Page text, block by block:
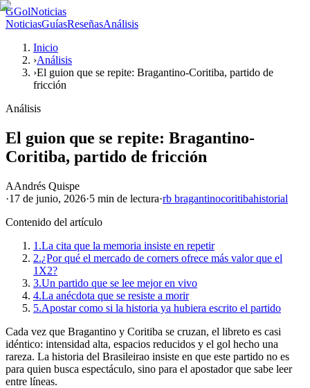
GGolNoticias
NoticiasGuíasReseñasAnálisis
Inicio
›Análisis
›El guion que se repite: Bragantino-Coritiba, partido de
fricción
Análisis
El guion que se repite: Bragantino-
Coritiba, partido de fricción
AAndrés Quispe
·17 de junio, 2026·5 min de lectura·rb bragantinocoritibahistorial
Contenido del artículo
1.La cita que la memoria insiste en repetir
2.¿Por qué el mercado de corners ofrece más valor que el
1X2?
3.Un partido que se lee mejor en vivo
4.La anécdota que se resiste a morir
5.Apostar como si la historia ya hubiera escrito el partido
Cada vez que Bragantino y Coritiba se cruzan, el libreto es casi
idéntico: intensidad alta, espacios reducidos y el gol hecho una
rareza. La historia del Brasileirao insiste en que este partido no es
para quien busca espectáculo, sino para el apostador que sabe leer
entre líneas.